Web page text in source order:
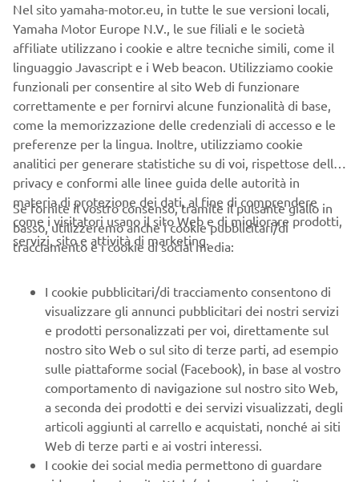
09:00
Categoria prodotto
Scegli una categoria
Categoria manutenzione
Manutenzione regolare
Nome modello
Targa veicolo
Km del veicolo
Metodo di contatto preferito
Telefono
E-mail
CONSENSO ALLA PRIVACY PER IL
MARKETING DIRETTO
Nel sito yamaha-motor.eu, in tutte le sue versioni locali,
Yamaha Motor Europe N.V., le sue filiali e le società
affiliate utilizzano i cookie e altre tecniche simili, come il
linguaggio Javascript e i Web beacon. Utilizziamo cookie
funzionali per consentire al sito Web di funzionare
correttamente e per fornirvi alcune funzionalità di base,
come la memorizzazione delle credenziali di accesso e le
preferenze per la lingua. Inoltre, utilizziamo cookie
analitici per generare statistiche su di voi, rispettose della
privacy e conformi alle linee guida delle autorità in
materia di protezione dei dati, al fine di comprendere
come i visitatori usano il sito Web e di migliorare prodotti,
servizi, sito e attività di marketing.
Se fornite il vostro consenso, tramite il pulsante giallo in
basso, utilizzeremo anche i cookie pubblicitari/di
tracciamento e i cookie di social media:
I cookie pubblicitari/di tracciamento consentono di
visualizzare gli annunci pubblicitari dei nostri servizi
e prodotti personalizzati per voi, direttamente sul
nostro sito Web o sul sito di terze parti, ad esempio
sulle piattaforme social (Facebook), in base al vostro
comportamento di navigazione sul nostro sito Web,
a seconda dei prodotti e dei servizi visualizzati, degli
articoli aggiunti al carrello e acquistati, nonché ai siti
Web di terze parti e ai vostri interessi.
I cookie dei social media permettono di guardare